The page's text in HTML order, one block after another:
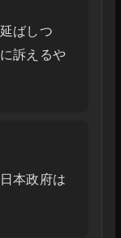
ばしつ
訴えるや
本政府は